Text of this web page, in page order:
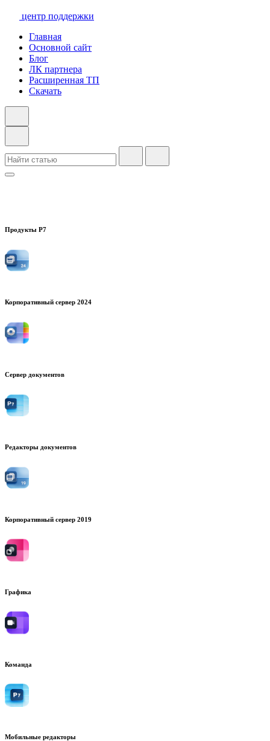
центр поддержки
Главная
Основной сайт
Блог
ЛК партнера
Расширенная ТП
Скачать
Продукты Р7
Корпоративный сервер 2024
Сервер документов
Редакторы документов
Корпоративный сервер 2019
Графика
Команда
Мобильные редакторы